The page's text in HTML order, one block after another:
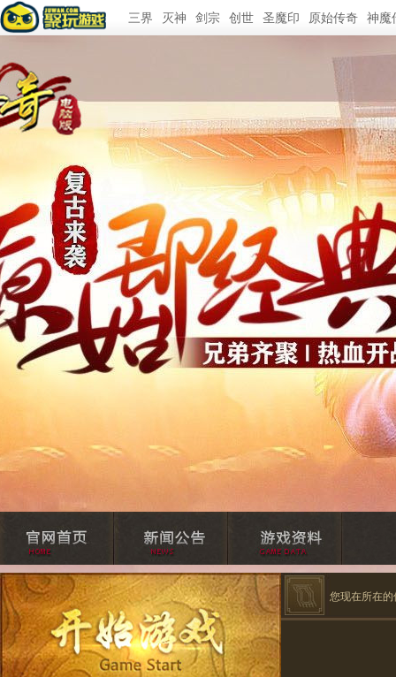
三界 灭神 剑宗 创世 圣魔印 原始传奇 神魔
您现在所在